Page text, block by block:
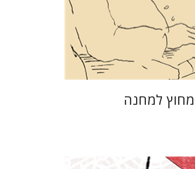
מחיר השקה
$42
$29
מחוץ למחנה